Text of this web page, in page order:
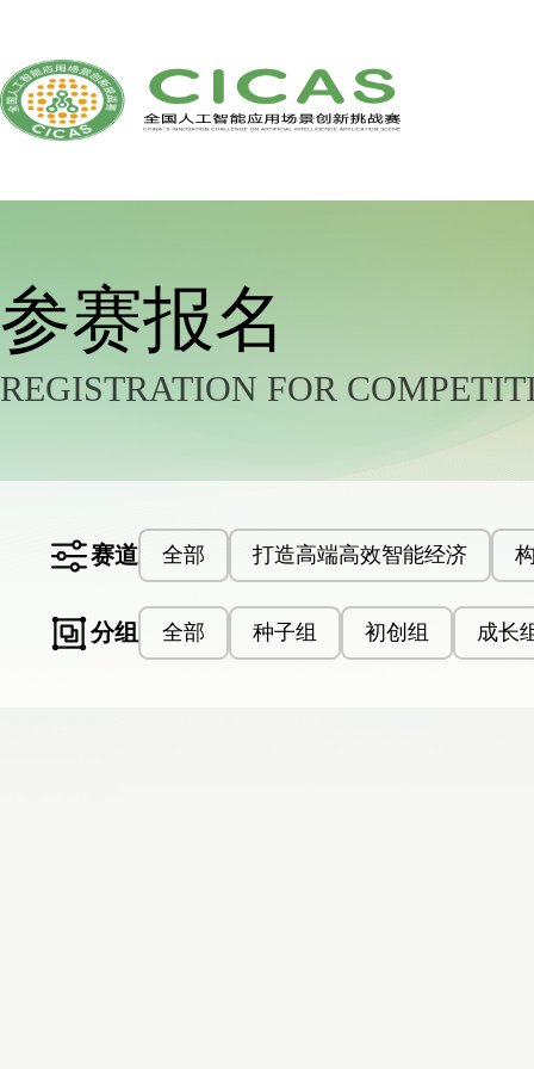
参赛报名
REGISTRATION FOR
赛道 全部 打造高端高效智能经济
分组 全部 种子组 初创组 成长